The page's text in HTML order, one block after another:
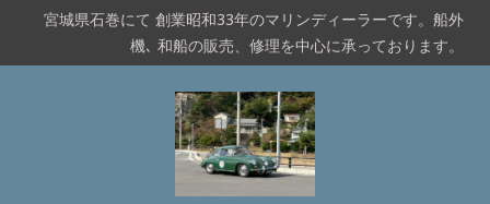
テ
宮城県石巻にて 創業昭和33年のマリンディーラーです。船外
機､ 和船の販売、修理を中心に承っております。